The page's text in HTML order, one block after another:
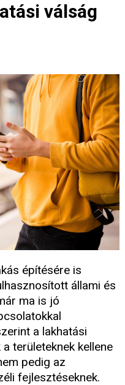
válság
építésére is
állami és
ma is jó
a lakhatási
területeknek kellene
pedig az
fejlesztéseknek.